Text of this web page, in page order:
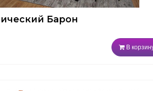
Барон
В